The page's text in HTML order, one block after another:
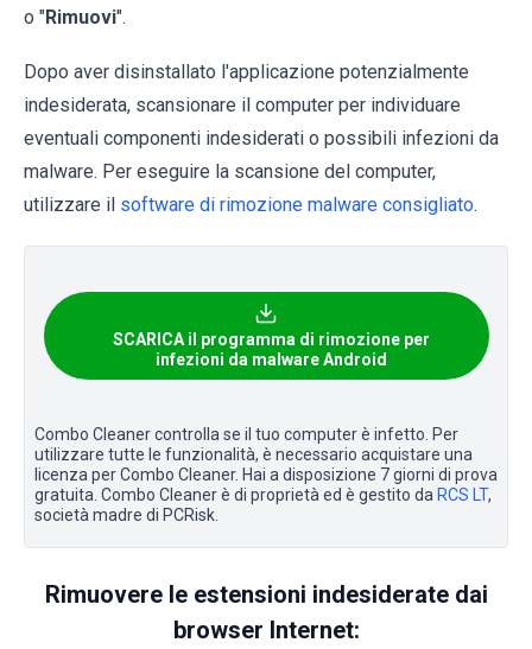
o "Rimuovi".
Dopo aver disinstallato l'applicazione potenzialmente
indesiderata, scansionare il computer per individuare
eventuali componenti indesiderati o possibili infezioni da
malware. Per eseguire la scansione del computer,
utilizzare il software di rimozione malware consigliato.
SCARICA il programma di rimozione per
infezioni da malware Android
Combo Cleaner controlla se il tuo computer è infetto. Per
utilizzare tutte le funzionalità, è necessario acquistare una
licenza per Combo Cleaner. Hai a disposizione 7 giorni di prova
gratuita. Combo Cleaner è di proprietà ed è gestito da RCS LT,
società madre di PCRisk.
Rimuovere le estensioni indesiderate dai
browser Internet: